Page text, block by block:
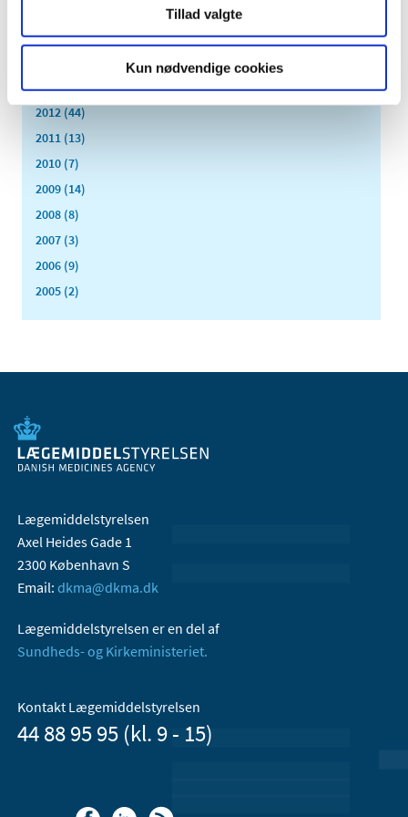
Tillad valgte
Kun nødvendige cookies
februar (6)
2013 (49)
2012 (44)
2011 (13)
2010 (7)
2009 (14)
2008 (8)
2007 (3)
2006 (9)
2005 (2)
Lægemiddelstyrelsen
Axel Heides Gade 1
2300 København S
Email: dkma@dkma.dk
Lægemiddelstyrelsen er en del af
Sundheds- og Kirkeministeriet.
Kontakt Lægemiddelstyrelsen
44 88 95 95 (kl. 9 - 15)